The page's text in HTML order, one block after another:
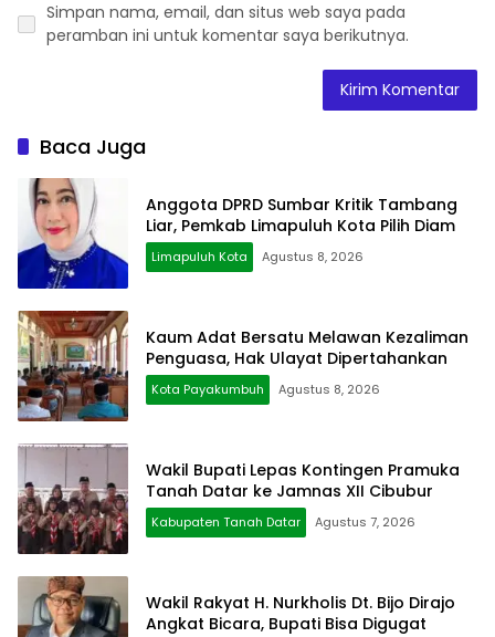
Simpan nama, email, dan situs web saya pada
peramban ini untuk komentar saya berikutnya.
Baca Juga
Anggota DPRD Sumbar Kritik Tambang
Liar, Pemkab Limapuluh Kota Pilih Diam
Limapuluh Kota Agustus 8, 2026
Kaum Adat Bersatu Melawan Kezaliman
Penguasa, Hak Ulayat Dipertahankan
Kota Payakumbuh Agustus 8, 2026
Wakil Bupati Lepas Kontingen Pramuka
Tanah Datar ke Jamnas XII Cibubur
Kabupaten Tanah Datar Agustus 7, 2026
Wakil Rakyat H. Nurkholis Dt. Bijo Dirajo
Angkat Bicara, Bupati Bisa Digugat